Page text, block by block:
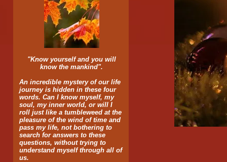
"Know yourself and you will
know the mankind".
An incredible mystery of our life
journey is hidden in these four
words. Can I know myself, my
soul, my inner world, or will I
roll just like a tumbleweed at the
pleasure of the wind of time and
pass my life, not bothering to
search for answers to these
questions, without trying to
understand myself through all of
us.